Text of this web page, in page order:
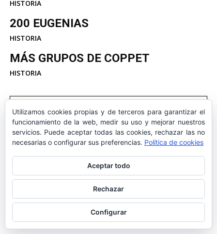
HISTORIA
200 EUGENIAS
HISTORIA
MÁS GRUPOS DE COPPET
HISTORIA
ALFONSO JOSÉ JIMÉNEZ
MAROTO
Utilizamos cookies propias y de terceros para garantizar el
funcionamiento de la web, medir su uso y mejorar nuestros
servicios. Puede aceptar todas las cookies, rechazar las no
necesarias o configurar sus preferencias. Política de cookies
Aceptar todo
Rechazar
Configurar